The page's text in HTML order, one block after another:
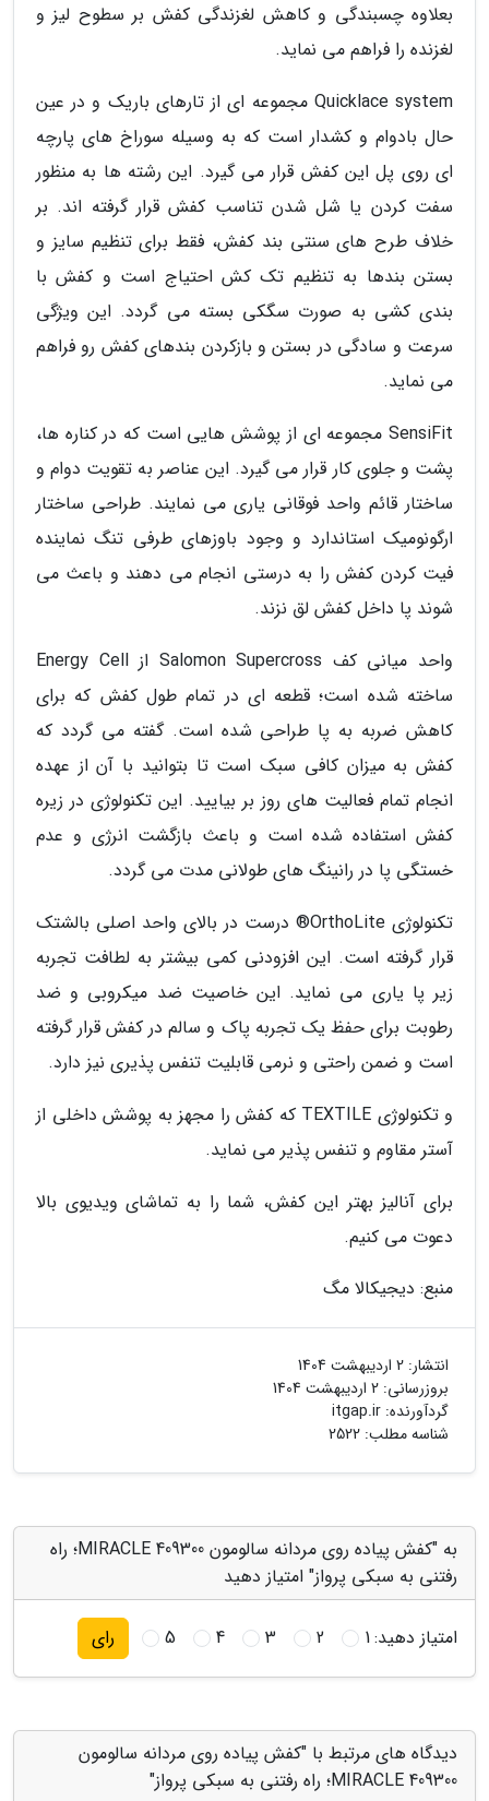
بعلاوه چسبندگی و کاهش لغزندگی کفش بر سطوح لیز و
لغزنده را فراهم می نماید.
Quicklace system مجموعه ای از تارهای باریک و در عین
حال بادوام و کشدار است که به وسیله سوراخ های پارچه
ای روی پل این کفش قرار می گیرد. این رشته ها به منظور
سفت کردن یا شل شدن تناسب کفش قرار گرفته اند. بر
خلاف طرح های سنتی بند کفش، فقط برای تنظیم سایز و
بستن بندها به تنظیم تک کش احتیاج است و کفش با
بندی کشی به صورت سگکی بسته می گردد. این ویژگی
سرعت و سادگی در بستن و بازکردن بندهای کفش رو فراهم
می نماید.
SensiFit مجموعه ای از پوشش هایی است که در کناره ها،
پشت و جلوی کار قرار می گیرد. این عناصر به تقویت دوام و
ساختار قائم واحد فوقانی یاری می نمایند. طراحی ساختار
ارگونومیک استاندارد و وجود باوزهای طرفی تنگ نماینده
فیت کردن کفش را به درستی انجام می دهند و باعث می
شوند پا داخل کفش لق نزند.
واحد میانی کف Salomon Supercross از Energy Cell
ساخته شده است؛ قطعه ای در تمام طول کفش که برای
کاهش ضربه به پا طراحی شده است. گفته می گردد که
کفش به میزان کافی سبک است تا بتوانید با آن از عهده
انجام تمام فعالیت های روز بر بیایید. این تکنولوژی در زیره
کفش استفاده شده است و باعث بازگشت انرژی و عدم
خستگی پا در رانینگ های طولانی مدت می گردد.
تکنولوژی OrthoLite® درست در بالای واحد اصلی بالشتک
قرار گرفته است. این افزودنی کمی بیشتر به لطافت تجربه
زیر پا یاری می نماید. این خاصیت ضد میکروبی و ضد
رطوبت برای حفظ یک تجربه پاک و سالم در کفش قرار گرفته
است و ضمن راحتی و نرمی قابلیت تنفس پذیری نیز دارد.
و تکنولوژی TEXTILE که کفش را مجهز به پوشش داخلی از
آستر مقاوم و تنفس پذیر می نماید.
برای آنالیز بهتر این کفش، شما را به تماشای ویدیوی بالا
دعوت می کنیم.
منبع: دیجیکالا مگ
انتشار: 2 اردیبهشت 1404
بروزرسانی: 2 اردیبهشت 1404
گردآورنده: itgap.ir
شناسه مطلب: 2522
به "کفش پیاده روی مردانه سالومون 409300 MIRACLE؛ راه
رفتنی به سبکی پرواز" امتیاز دهید
امتیاز دهید:1
2
3
4
5 رای
دیدگاه های مرتبط با "کفش پیاده روی مردانه سالومون
409300 MIRACLE؛ راه رفتنی به سبکی پرواز"